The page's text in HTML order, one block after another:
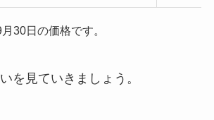
30日の価格です。
を見ていきましょう。